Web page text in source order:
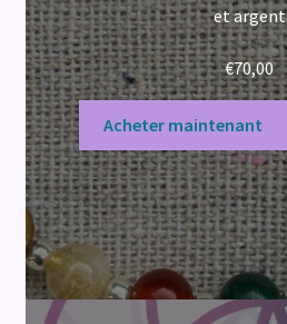
et argent
€70,00
Acheter maintenant